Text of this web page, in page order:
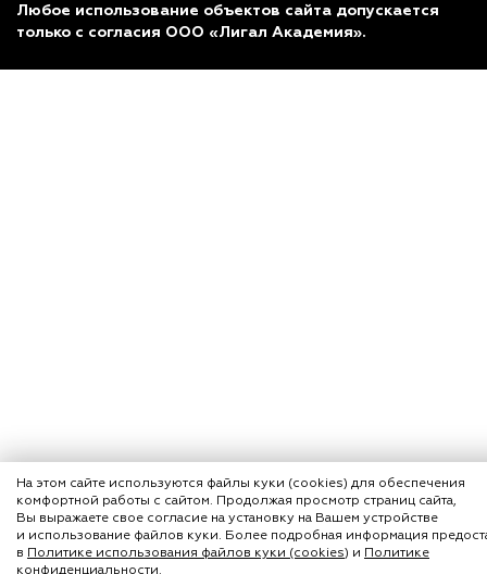
Любое использование объектов сайта допускается
только с согласия ООО «Лигал Академия».
На этом сайте используются файлы куки (cookies) для обеспечения
комфортной работы с сайтом. Продолжая просмотр страниц сайта,
Вы выражаете свое согласие на установку на Вашем устройстве
и использование файлов куки. Более подробная информация
в Политике использования файлов куки (cookies) и Политике
конфиденциальности.